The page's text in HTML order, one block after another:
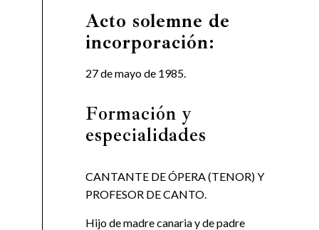
Acto solemne de
incorporación:
27 de mayo de 1985.
Formación y
especialidades
CANTANTE DE ÓPERA (TENOR) Y
PROFESOR DE CANTO.
Hijo de madre canaria y de padre